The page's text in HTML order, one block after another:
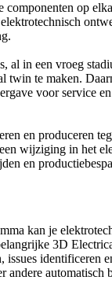
op
al in een vroeg
twin te maken.
voor service
en produceren
wijziging in het
en
kan je
3D
identificeren